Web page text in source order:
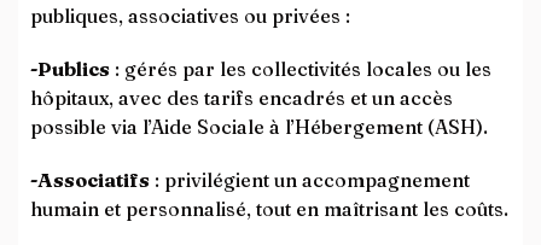
publiques, associatives ou privées :
-Publics : gérés par les collectivités locales ou les
hôpitaux, avec des tarifs encadrés et un accès
possible via l’Aide Sociale à l’Hébergement (ASH).
-Associatifs : privilégient un accompagnement
humain et personnalisé, tout en maîtrisant les coûts.